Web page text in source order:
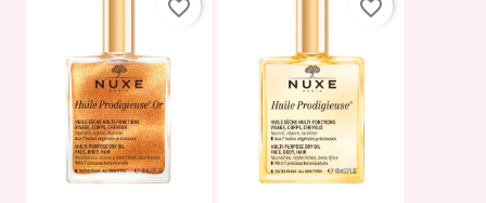
favorite_border favorite_border